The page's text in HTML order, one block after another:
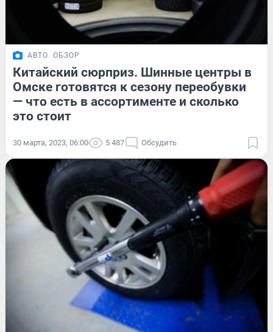
АВТО ОБЗОР
Китайский сюрприз. Шинные центры в
Омске готовятся к сезону переобувки
— что есть в ассортименте и сколько
это стоит
30 марта, 2023, 06:00 5 487 Обсудить